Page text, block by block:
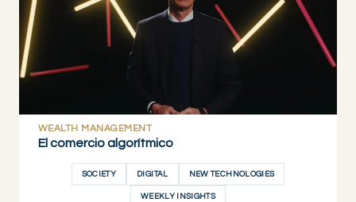
WEALTH MANAGEMENT
El comercio algorítmico
SOCIETY DIGITAL NEW TECHNOLOGIES
WEEKLY INSIGHTS